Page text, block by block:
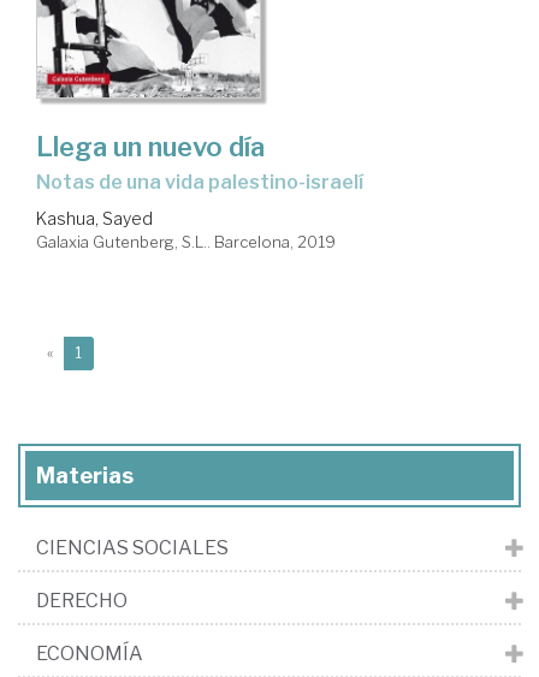
Llega un nuevo día
notas de una vida palestino-israelí
Kashua, Sayed
Galaxia Gutenberg, S.L.. Barcelona, 2019
« 1
Materias
CIENCIAS SOCIALES
DERECHO
ECONOMÍA